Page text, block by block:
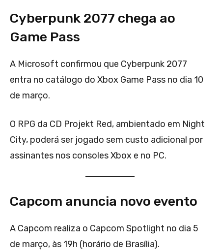
Cyberpunk 2077 chega ao
Game Pass
A Microsoft confirmou que Cyberpunk 2077
entra no catálogo do Xbox Game Pass no dia 10
de março.
O RPG da CD Projekt Red, ambientado em Night
City, poderá ser jogado sem custo adicional por
assinantes nos consoles Xbox e no PC.
Capcom anuncia novo evento
A Capcom realiza o Capcom Spotlight no dia 5
de março, às 19h (horário de Brasília).